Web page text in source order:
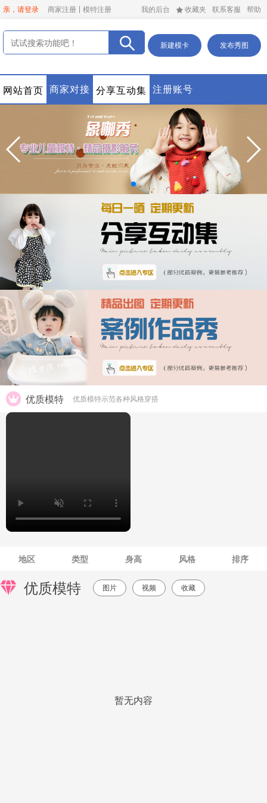
亲，请登录 商家注册 模特注册 我的后台 收藏夹 联系客服 帮助
新建模卡 发布秀图
网站首页 商家对接 分享互动集 注册账号
优质模特 优质模特示范各种风格穿搭
地区 类型 身高 风格 排序
优质模特 图片 视频 收藏
暂无内容